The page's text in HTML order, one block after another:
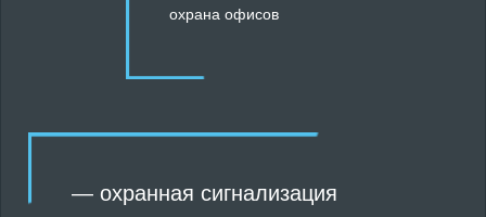
охрана офисов
— охранная сигнализация